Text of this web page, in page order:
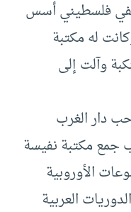
فلسطيني أسس
عام 1930، وكانت له مكتبة
وآلت إلى
دار الغرب
جمع مكتبة نفيسة
الأوروبية
العربية